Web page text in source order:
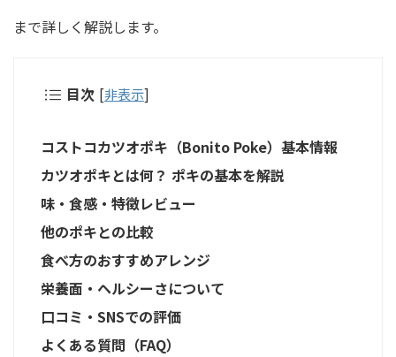
まで詳しく解説します。
目次 [非表示]
コストコカツオポキ（Bonito Poke）基本情報
カツオポキとは何？ ポキの基本を解説
味・食感・特徴レビュー
他のポキとの比較
食べ方のおすすめアレンジ
栄養面・ヘルシーさについて
口コミ・SNSでの評価
よくある質問（FAQ）